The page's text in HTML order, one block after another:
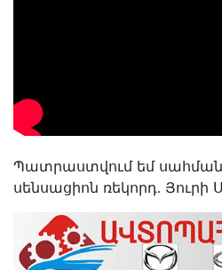
Պատրաստվում եմ
սենսացիոն ռեկորդ․ Յուրի